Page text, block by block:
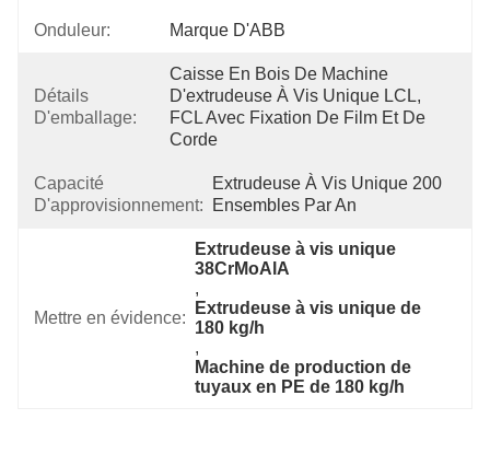
Onduleur: Marque D'ABB
Détails
D'emballage:
Caisse En Bois De Machine
D'extrudeuse À Vis Unique LCL,
FCL Avec Fixation De Film Et De
Corde
Capacité
D'approvisionnement:
Extrudeuse À Vis Unique 200
Ensembles Par An
Mettre en évidence:
Extrudeuse à vis unique
38CrMoAlA
,
Extrudeuse à vis unique de
180 kg/h
,
Machine de production de
tuyaux en PE de 180 kg/h